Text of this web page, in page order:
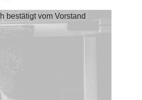
besondere Angebote
bestätigt vom Vorstand